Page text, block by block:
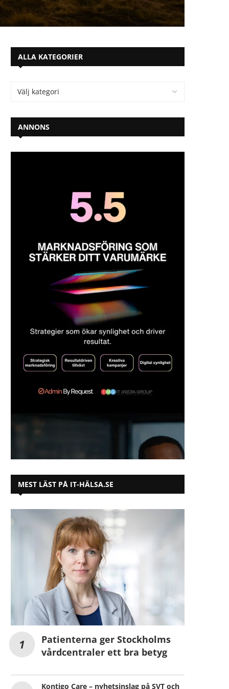
ALLA KATEGORIER
ANNONS
MEST LÄST PÅ IT-HÄLSA.SE
Patienterna ger Stockholms
vårdcentraler ett bra betyg
Kontigo Care – nyhetsinslag på SVT och